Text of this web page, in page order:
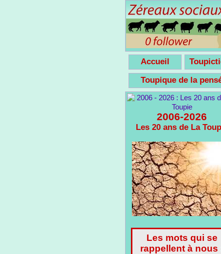
Accueil
Toupique de la
2006-2026
Les 20 ans de La
Les mots qui se
rappellent à nous